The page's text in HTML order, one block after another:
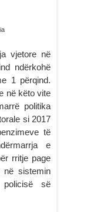
vjetore në
ndërkohë
1 përqind.
në këto vite
politika
si 2017
të
e
rritje page
në sistemin
policisë së